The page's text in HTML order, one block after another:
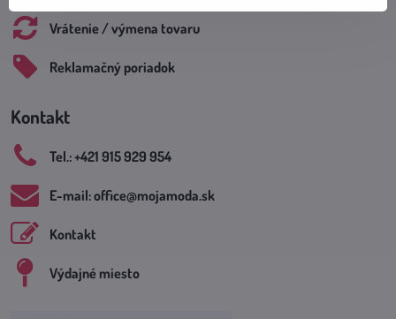
Vrátenie / výmena tovaru
Reklamačný poriadok
Kontakt
Tel​.: +421 915 929 954
E-mail: office​@mojamoda​.sk
Kontakt
Výdajné miesto